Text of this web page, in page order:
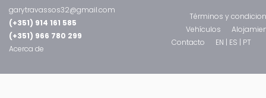
garytravassos32@gmail.com
(+351) 914 161 585
(+351) 966 780 299
Acerca de
Términos y
Vehículos
Contacto
EN | ES | PT